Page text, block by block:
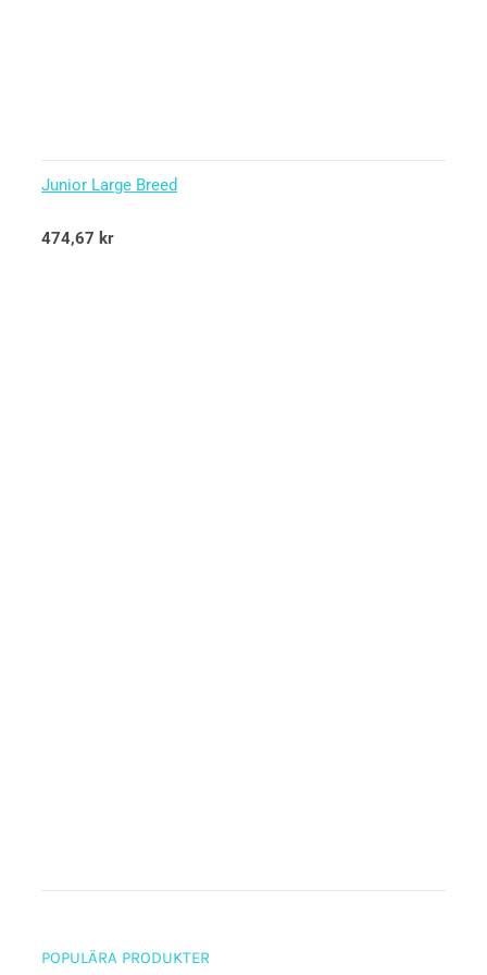
Junior Large Breed
Betygsatt
5.00
474,67 kr
POPULÄRA PRODUKTER